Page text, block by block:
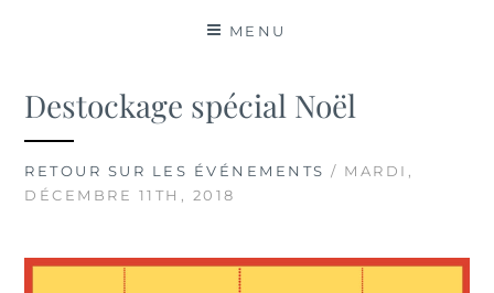
MENU
Destockage spécial Noël
RETOUR SUR LES ÉVÉNEMENTS / MARDI,
DÉCEMBRE 11TH, 2018